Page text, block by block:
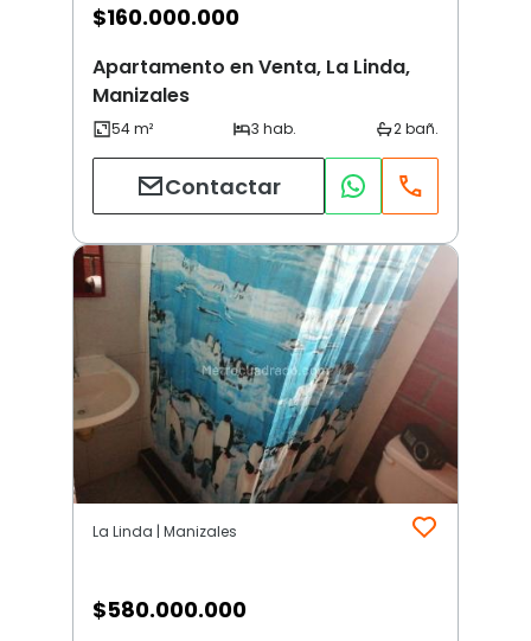
$160.000.000
Apartamento en Venta, La Linda,
Manizales
Contactar
La Linda | Manizales
$580.000.000